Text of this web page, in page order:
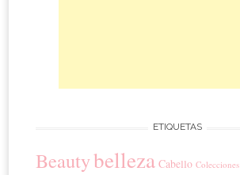
ETIQUETAS
Beautybelleza Cabello Colecciones